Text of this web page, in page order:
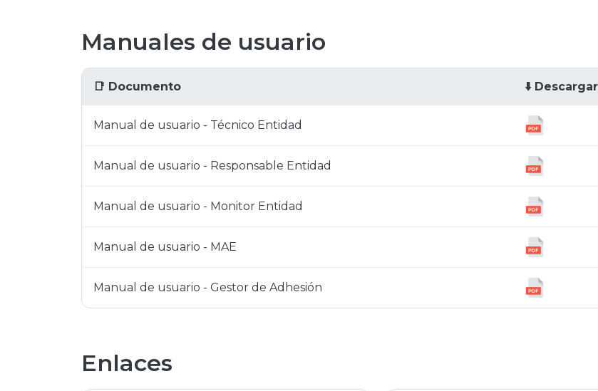
Manuales de usuario
📑 Documento ⬇️ Descargar
Manual de usuario - Técnico Entidad
Manual de usuario - Responsable Entidad
Manual de usuario - Monitor Entidad
Manual de usuario - MAE
Manual de usuario - Gestor de Adhesión
Enlaces